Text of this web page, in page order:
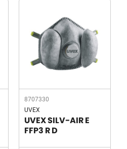
8707330
UVEX
UVEX SILV-AIR E
FFP3 R D